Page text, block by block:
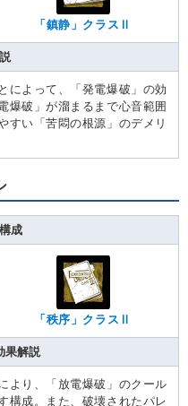
「鎮静」クラスⅡ
によって、「発電爆破」の効
爆破」が溜まるまで心音範囲
すい「苦悶の根源」のデメリ
成
「秩序」クラスⅡ
果解説
より、「放電爆破」のクール
構成。また、破壊されたパレ